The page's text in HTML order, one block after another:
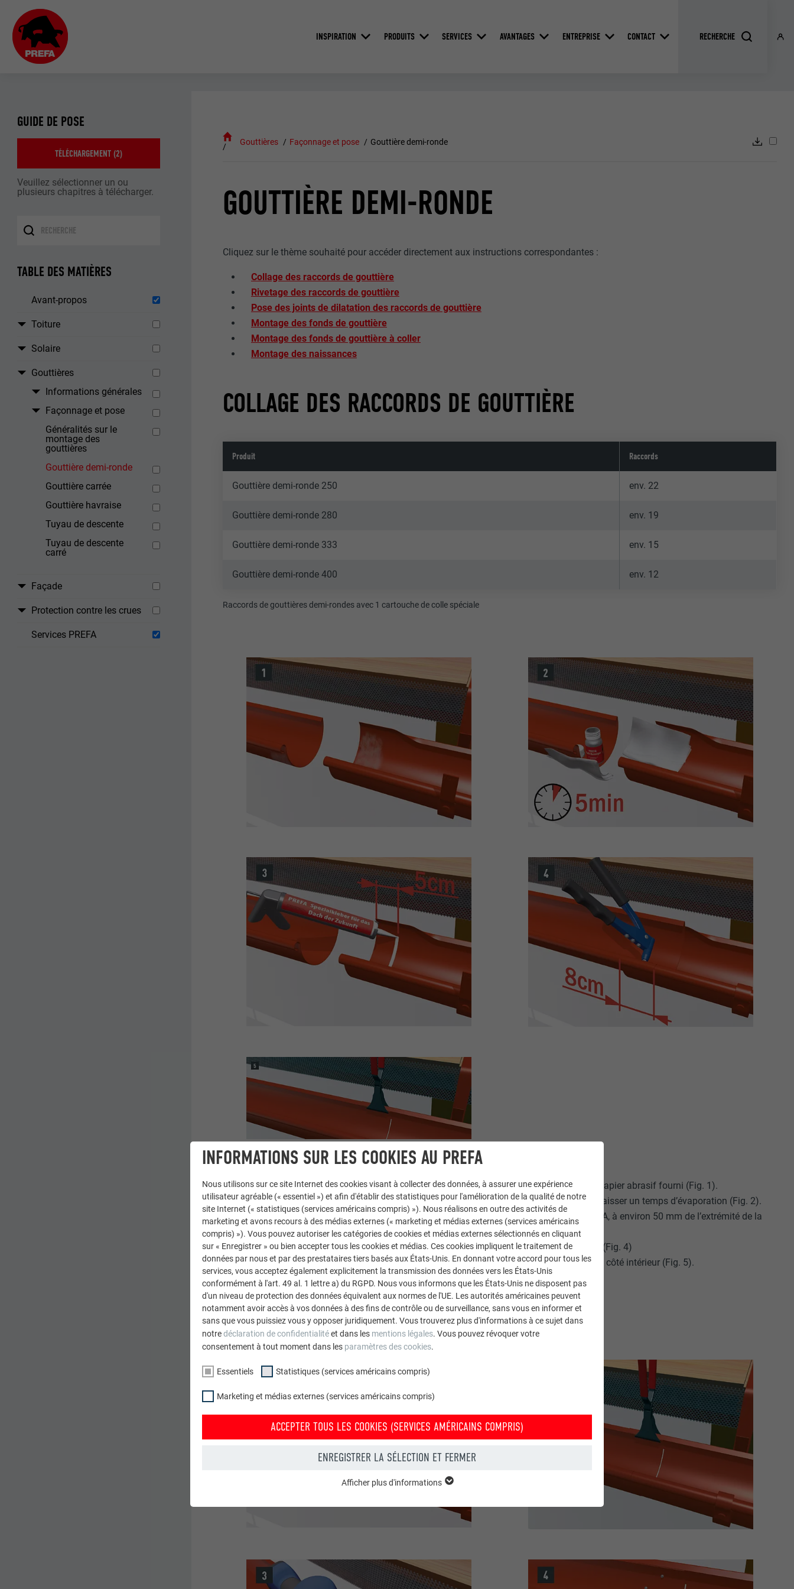
INSPIRATION PRODUITS SERVICES AVANTAGES ENTREPRISE CONTACT
GUIDE DE POSE
TÉLÉCHARGEMENT (2)
Veuillez sélectionner un ou
plusieurs chapitres à télécharger.
TABLE DES MATIÈRES
Avant-propos
Toiture
Solaire
Gouttières
Informations générales
Façonnage et pose
Généralités sur le
montage des
gouttières
Gouttière demi-ronde
Gouttière carrée
Gouttière havraise
Tuyau de descente
Tuyau de descente
carré
Façade
Protection contre les crues
Services PREFA
Gouttières Façonnage et pose Gouttière demi-ronde
GOUTTIÈRE DEMI-RONDE
Cliquez sur le thème souhaité pour accéder directement aux instructions correspondantes :
Collage des raccords de gouttière
Rivetage des raccords de gouttière
Pose des joints de dilatation des raccords de gouttière
Montage des fonds de gouttière
Montage des fonds de gouttière à coller
Montage des naissances
COLLAGE DES RACCORDS DE GOUTTIÈRE
Produit Raccords
Gouttière demi-ronde 250 env. 22
Gouttière demi-ronde 280 env. 19
Gouttière demi-ronde 333 env. 15
Gouttière demi-ronde 400 env. 12
Raccords de gouttières demi-rondes avec 1 cartouche de colle spéciale
Poncez la surface de collage dans la zone de chevauchement ou de collage avec le papier abrasif fourni (Fig. 1).
Nettoyez les extrémités des gouttières avec le nettoyant fourni. Attendez 5 min pour laisser un temps d’évaporation (Fig. 2).
Appliquez un cordon de colle d’environ 8 mm d’épaisseur avec la colle spéciale PREFA, à environ 50 mm de l’extrémité de la
gouttière (Fig. 3).
Emboîtez les gouttières l’une dans l’autre, posez un rivet sur le boudin de la gouttière (Fig. 4)
Fermez le repli arrière. Si le collage est effectué correctement, la colle doit ressortir du côté intérieur (Fig. 5).
RIVETAGE DES RACCORDS DE GOUTTIÈRE
INFORMATIONS SUR LES COOKIES AU PREFA
Nous utilisons sur ce site Internet des cookies visant à collecter des données, à assurer une expérience
utilisateur agréable (« essentiel ») et afin d'établir des statistiques pour l'amélioration de la qualité de notre
site Internet (« statistiques (services américains compris) »). Nous réalisons en outre des activités de
marketing et avons recours à des médias externes (« marketing et médias externes (services américains
compris) »). Vous pouvez autoriser les catégories de cookies et médias externes sélectionnés en cliquant
sur « Enregistrer » ou bien accepter tous les cookies et médias. Ces cookies impliquent le traitement de
données par nous et par des prestataires tiers basés aux États-Unis. En donnant votre accord pour tous les
services, vous acceptez également explicitement la transmission des données vers les États-Unis
conformément à l'art. 49 al. 1 lettre a) du RGPD. Nous vous informons que les États-Unis ne disposent pas
d'un niveau de protection des données équivalent aux normes de l'UE. Les autorités américaines peuvent
notamment avoir accès à vos données à des fins de contrôle ou de surveillance, sans vous en informer et
sans que vous puissiez vous y opposer juridiquement. Vous trouverez plus d'informations à ce sujet dans
notredéclaration de confidentialitéet dans les mentions légales. Vous pouvez révoquer votre
consentement à tout moment dans les paramètres des cookies.
Essentiels Statistiques (services américains compris)
Marketing et médias externes (services américains compris)
ACCEPTER TOUS LES COOKIES (SERVICES AMÉRICAINS COMPRIS)
ENREGISTRER LA SÉLECTION ET FERMER
FOURNISSEUR PHP
STATISTIQUES (SERVICES AMÉRICAINS COMPRIS)
Les cookies « Statistiques (services américains compris) » nous aident à comprendre comment le site
Afficher plus d'informations